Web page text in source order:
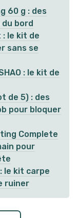
60 g : des
bord
: le kit de
sans se
: le kit de
de 5) : des
pour bloquer
Complete
pour
le kit carpe
ruiner